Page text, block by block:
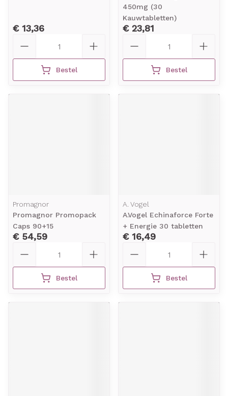
€ 13,36
Bestel
450mg (30
Kauwtabletten)
€ 23,81
Bestel
Promagnor
Promagnor Promopack
Caps 90+15
€ 54,59
Bestel
A. Vogel
A.Vogel Echinaforce Forte
+ Energie 30 tabletten
€ 16,49
Bestel